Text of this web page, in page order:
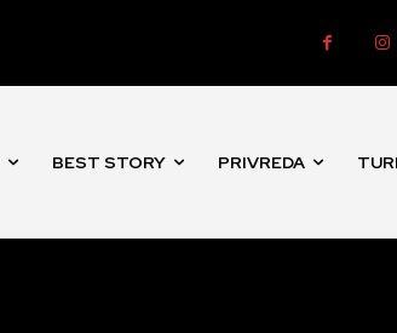
BEST STORY PRIVREDA